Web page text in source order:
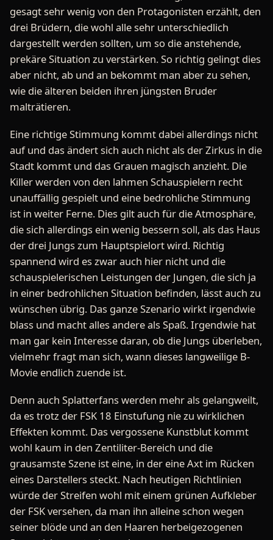
gesagt sehr wenig von den Protagonisten erzählt, den
drei Brüdern, die wohl alle sehr unterschiedlich
dargestellt werden sollten, um so die anstehende,
prekäre Situation zu verstärken. So richtig gelingt dies
aber nicht, ab und an bekommt man aber zu sehen,
wie die älteren beiden ihren jüngsten Bruder
malträtieren.
Eine richtige Stimmung kommt dabei allerdings nicht
auf und das ändert sich auch nicht als der Zirkus in die
Stadt kommt und das Grauen magisch anzieht. Die
Killer werden von den lahmen Schauspielern recht
unauffällig gespielt und eine bedrohliche Stimmung
ist in weiter Ferne. Dies gilt auch für die Atmosphäre,
die sich allerdings ein wenig bessern soll, als das Haus
der drei Jungs zum Hauptspielort wird. Richtig
spannend wird es zwar auch hier nicht und die
schauspielerischen Leistungen der Jungen, die sich ja
in einer bedrohlichen Situation befinden, lässt auch zu
wünschen übrig. Das ganze Szenario wirkt irgendwie
blass und macht alles andere als Spaß. Irgendwie hat
man gar kein Interesse daran, ob die Jungs überleben,
vielmehr fragt man sich, wann dieses langweilige B-
Movie endlich zuende ist.
Denn auch Splatterfans werden mehr als gelangweilt,
da es trotz der FSK 18 Einstufung nie zu wirklichen
Effekten kommt. Das vergossene Kunstblut kommt
wohl kaum in den Zentiliter-Bereich und die
grausamste Szene ist eine, in der eine Axt im Rücken
eines Darstellers steckt. Nach heutigen Richtlinien
würde der Streifen wohl mit einem grünen Aufkleber
der FSK versehen, da man ihn alleine schon wegen
seiner blöde und an den Haaren herbeigezogenen